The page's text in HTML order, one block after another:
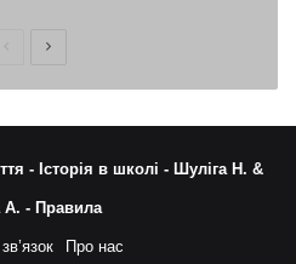
ПопередняНаступна
- Історія в школі - Шуліга Н. &
А. - Правила
Про нас